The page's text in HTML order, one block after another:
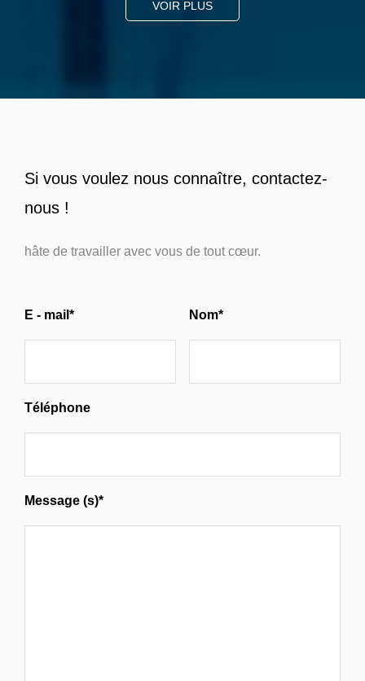
VOIR PLUS
Si vous voulez nous connaître, contactez-
nous !
hâte de travailler avec vous de tout cœur.
E - mail* Nom*
Téléphone
Message (s)*